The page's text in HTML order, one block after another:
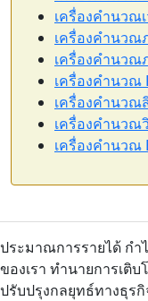
เครื่องคำนวณ
เครื่องคำนวณ
เครื่องคำนวณ
เครื่องคำนวณ
เครื่องคำนว
เครื่องคำนวณ
เครื่องคำนวณ
ประมาณการรายได้ กำ
ของเรา ทำนายการเติบ
ปรับปรุงกลยุทธ์ทางธุร